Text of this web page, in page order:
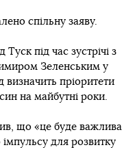
спільну заяву.
під час зустрічі з
Зеленським у
визначить пріоритети
на майбутні роки.
що «це буде важлива
для розвитку